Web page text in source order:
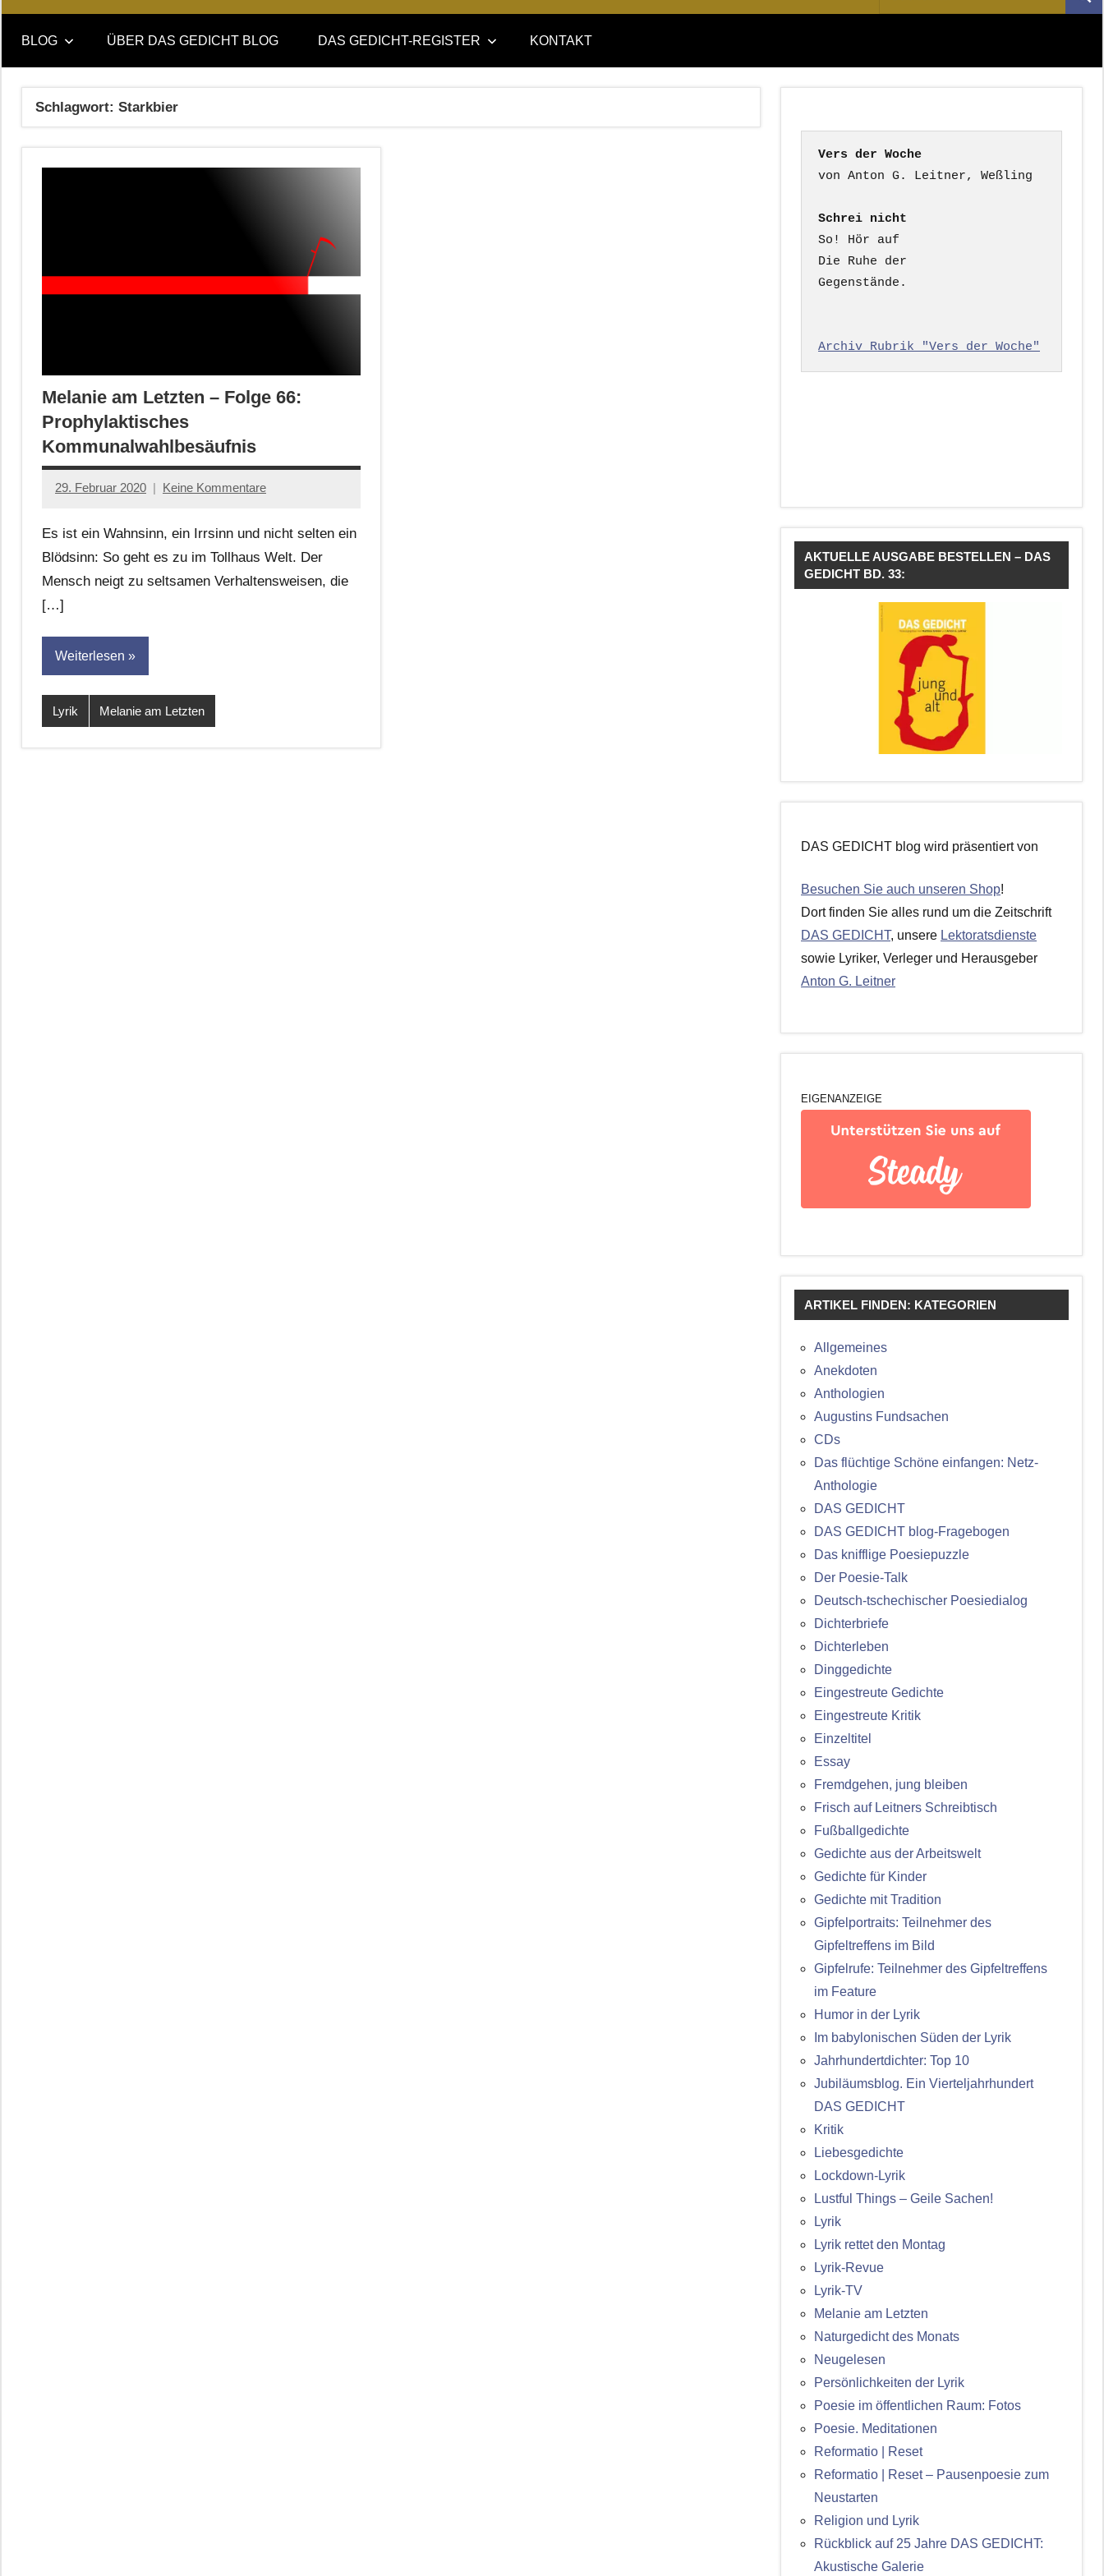
DAS
GEDICHT
blog
DAS
GEDICHT.
Zeitschrift
nach:
BLOG ÜBER DAS GEDICHT BLOG DAS GEDICHT-REGISTER KONTAKT
Schlagwort: Starkbier
Melanie am Letzten – Folge 66:
Prophylaktisches
Kommunalwahlbesäufnis
29. Februar 2020
Anton
Leitner
Keine Kommentare
Es ist ein Wahnsinn, ein Irrsinn und nicht selten ein
Blödsinn: So geht es zu im Tollhaus Welt. Der
Mensch neigt zu seltsamen Verhaltensweisen, die
[…]
Weiterlesen
Lyrik Melanie am Letzten
Vers der Woche
Schrei nicht
So! Hör auf
Die Ruhe der
Gegenstände.
Archiv Rubrik "Vers der Woche"
AKTUELLE AUSGABE BESTELLEN – DAS
GEDICHT BD. 33:
DAS GEDICHT blog wird präsentiert von
Besuchen Sie auch unseren Shop!
Dort finden Sie alles rund um die Zeitschrift
DAS GEDICHT, unsere Lektoratsdienste
sowie Lyriker, Verleger und Herausgeber
Anton G. Leitner
EIGENANZEIGE
ARTIKEL FINDEN: KATEGORIEN
Allgemeines
Anekdoten
Anthologien
Augustins Fundsachen
CDs
Das flüchtige Schöne einfangen: Netz-
Anthologie
DAS GEDICHT
DAS GEDICHT blog-Fragebogen
Das knifflige Poesiepuzzle
Der Poesie-Talk
Deutsch-tschechischer Poesiedialog
Dichterbriefe
Dichterleben
Dinggedichte
Eingestreute Gedichte
Eingestreute Kritik
Einzeltitel
Essay
Fremdgehen, jung bleiben
Frisch auf Leitners Schreibtisch
Fußballgedichte
Gedichte aus der Arbeitswelt
Gedichte für Kinder
Gedichte mit Tradition
Gipfelportraits: Teilnehmer des
Gipfeltreffens im Bild
Gipfelrufe: Teilnehmer des Gipfeltreffens
im Feature
Humor in der Lyrik
Im babylonischen Süden der Lyrik
Jahrhundertdichter: Top 10
Jubiläumsblog. Ein Vierteljahrhundert
DAS GEDICHT
Kritik
Liebesgedichte
Lockdown-Lyrik
Lustful Things – Geile Sachen!
Lyrik
Lyrik rettet den Montag
Lyrik-Revue
Lyrik-TV
Melanie am Letzten
Naturgedicht des Monats
Neugelesen
Persönlichkeiten der Lyrik
Poesie im öffentlichen Raum: Fotos
Poesie. Meditationen
Reformatio | Reset
Reformatio | Reset – Pausenpoesie zum
Neustarten
Religion und Lyrik
Rückblick auf 25 Jahre DAS GEDICHT:
Akustische Galerie